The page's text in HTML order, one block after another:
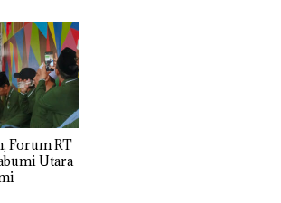
Forum RT
Utara